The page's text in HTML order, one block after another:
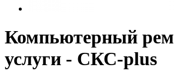
Компьютерный
услуги - СКС-plus